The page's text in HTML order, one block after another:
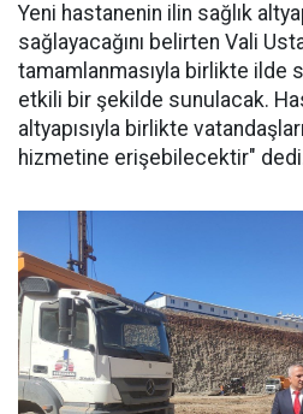
Yeni hastanenin ilin sağlık
sağlayacağını belirten Vali
tamamlanmasıyla birlikte ilde
etkili bir şekilde sunulacak.
altyapısıyla birlikte
hizmetine erişebilecektir"